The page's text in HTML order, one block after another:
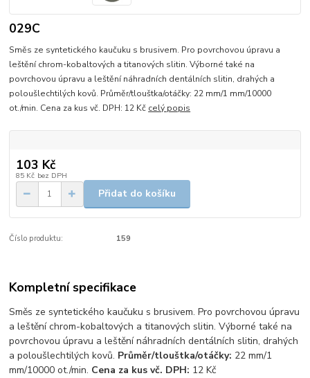
029C
Směs ze syntetického kaučuku s brusivem. Pro povrchovou úpravu a
leštění chrom-kobaltových a titanových slitin. Výborné také na
povrchovou úpravu a leštění náhradních dentálních slitin, drahých a
poloušlechtilých kovů. Průměr/tlouštka/otáčky: 22 mm/1 mm/10000
ot./min. Cena za kus vč. DPH: 12 Kč celý popis
103 Kč
85 Kč bez DPH
Přidat do košíku
Číslo produktu: 159
Kompletní specifikace
Směs ze syntetického kaučuku s brusivem. Pro povrchovou úpravu
a leštění chrom-kobaltových a titanových slitin. Výborné také na
povrchovou úpravu a leštění náhradních dentálních slitin, drahých
a poloušlechtilých kovů. Průměr/tlouštka/otáčky: 22 mm/1
mm/10000 ot./min. Cena za kus vč. DPH: 12 Kč